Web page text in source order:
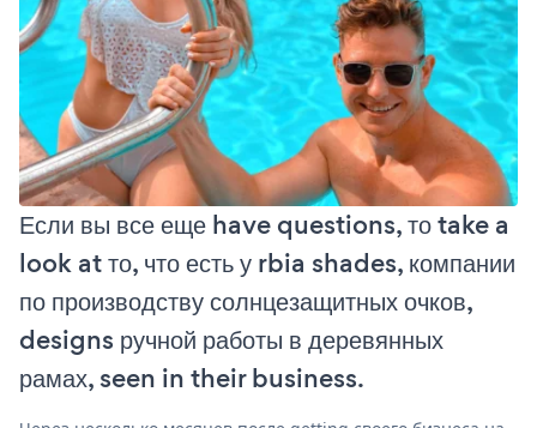
Если вы все еще have questions, то take a
look at то, что есть у rbia shades, компании
по производству солнцезащитных очков,
designs ручной работы в деревянных
рамах, seen in their business.